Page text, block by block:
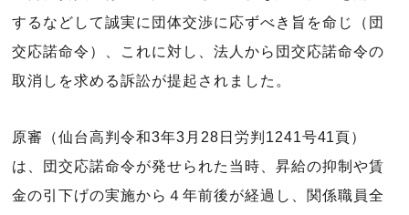
するなどして誠実に団体交渉に応ずべき旨を命じ（団
交応諾命令）、これに対し、法人から団交応諾命令の
取消しを求める訴訟が提起されました。
原審（仙台高判令和3年3月28日労判1241号41頁）
は、団交応諾命令が発せられた当時、昇給の抑制や賃
金の引下げの実施から４年前後が経過し、関係職員全